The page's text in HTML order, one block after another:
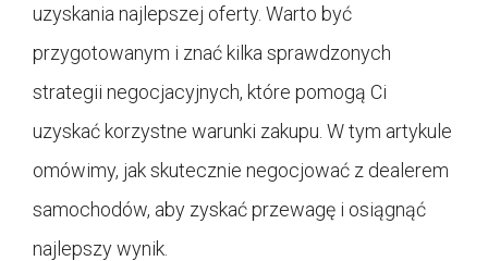
uzyskania najlepszej oferty. Warto być
przygotowanym i znać kilka sprawdzonych
strategii negocjacyjnych, które pomogą Ci
uzyskać korzystne warunki zakupu. W tym artykule
omówimy, jak skutecznie negocjować z dealerem
samochodów, aby zyskać przewagę i osiągnąć
najlepszy wynik.